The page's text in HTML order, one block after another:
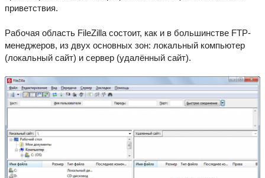
приветствия.
Рабочая область FileZilla состоит, как и в большинстве FTP-
менеджеров, из двух основных зон: локальный компьютер
(локальный сайт) и сервер (удалённый сайт).